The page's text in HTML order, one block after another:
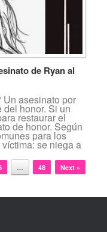
de Ryan al
Un asesinato por
del honor. Si un
restaurar el
de honor. Según
para los
se niega a
… 48 Next »